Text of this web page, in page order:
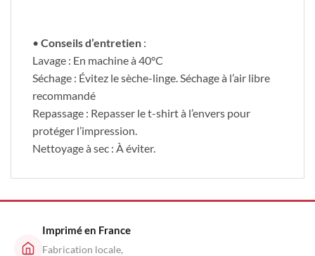
• Conseils d’entretien :
Lavage : En machine à 40°C
Séchage : Évitez le sèche-linge. Séchage à l’air libre
recommandé
Repassage : Repasser le t-shirt à l’envers pour
protéger l’impression.
Nettoyage à sec : À éviter.
Imprimé en France
Fabrication locale,